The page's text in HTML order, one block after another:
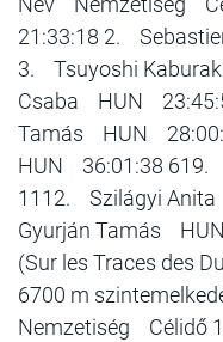
21:33:18 2.
3. Tsuyoshi
Csaba HUN
Tamás HUN
HUN 36:01:38
1112. Szilágyi
Gyurján Tamás
(Sur les Traces des
6700 m
Nemzetiség Célidő